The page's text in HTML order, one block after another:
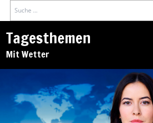
Search
Tagesthemen
Mit Wetter